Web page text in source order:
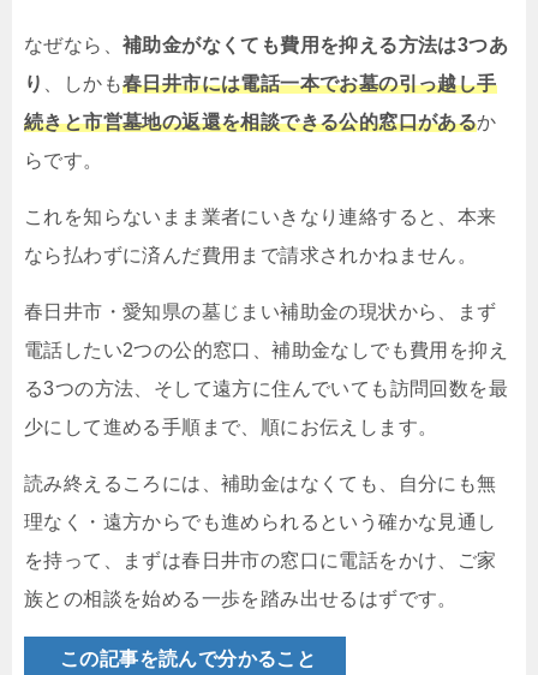
なぜなら、 補助金がなくても費用を抑える方法は3つあ
り
、しかも春日井市には電話一本でお墓の引っ越し手
続きと市営墓地の返還を相談できる公的窓口があるか
らです。
これを知らないまま業者にいきなり連絡すると、本来
なら払わずに済んだ費用まで請求されかねません。
春日井市・愛知県の墓じまい補助金の現状から、まず
電話したい2つの公的窓口、補助金なしでも費用を抑え
る3つの方法、そして遠方に住んでいても訪問回数を最
少にして進める手順まで、順にお伝えします。
読み終えるころには、補助金はなくても、自分にも無
理なく・遠方からでも進められるという確かな見通し
を持って、まずは春日井市の窓口に電話をかけ、ご家
族との相談を始める一歩を踏み出せるはずです。
この記事を読んで分かること